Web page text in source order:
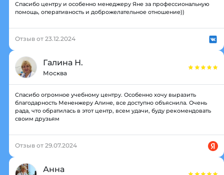
Спасибо центру и особенно менеджеру Яне за профессиональную
помощь, оперативность и доброжелательное отношение))
Отзыв от 23.12.2024
Галина Н.
Москва
Спасибо огромное учебному центру. Особенно хочу выразить
благодарность Мененжеру Алине, все доступно объяснила. Очень
рада, что обратилась в этот центр, всем удачи, буду рекомендовать
своим друзьям
Отзыв от 29.07.2024
Анна